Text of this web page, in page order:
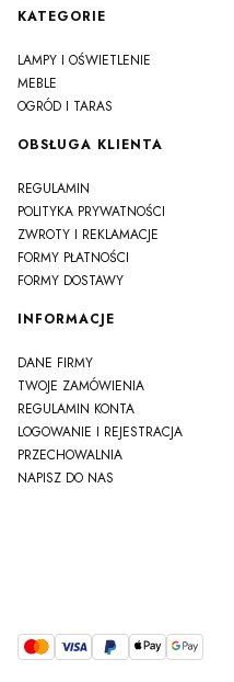
Linki w stopce
KATEGORIE
LAMPY I OŚWIETLENIE
MEBLE
OGRÓD I TARAS
OBSŁUGA KLIENTA
REGULAMIN
POLITYKA PRYWATNOŚCI
ZWROTY I REKLAMACJE
FORMY PŁATNOŚCI
FORMY DOSTAWY
INFORMACJE
DANE FIRMY
TWOJE ZAMÓWIENIA
REGULAMIN KONTA
LOGOWANIE I REJESTRACJA
PRZECHOWALNIA
NAPISZ DO NAS